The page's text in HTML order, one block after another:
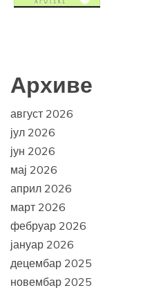
Архиве
август 2026
јул 2026
јун 2026
мај 2026
април 2026
март 2026
фебруар 2026
јануар 2026
децембар 2025
новембар 2025